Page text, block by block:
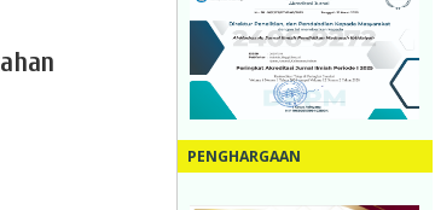
PENGHARGAAN